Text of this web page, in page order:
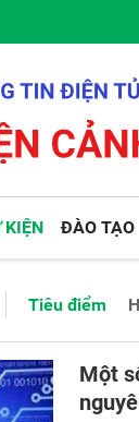
KIỆN ĐÀO TẠO
Tiêu điểm
Một